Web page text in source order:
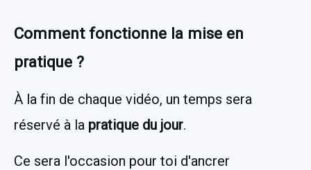
Comment fonctionne la mise en
pratique ?
À la fin de chaque vidéo, un temps sera
réservé à la pratique du jour.
Ce sera l'occasion pour toi d'ancrer